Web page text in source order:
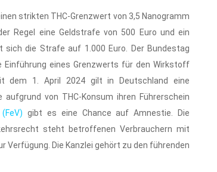
strikten THC-Grenzwert von 3,5 Nanogramm
Regel eine Geldstrafe von 500 Euro und ein
sich die Strafe auf 1.000 Euro. Der Bundestag
Einführung eines Grenzwerts für den Wirkstoff
dem 1. April 2024 gilt in Deutschland eine
von THC-Konsum ihren Führerschein
gibt es eine Chance auf Amnestie. Die
steht betroffenen Verbrauchern mit
Verfügung. Die Kanzlei gehört zu den führenden